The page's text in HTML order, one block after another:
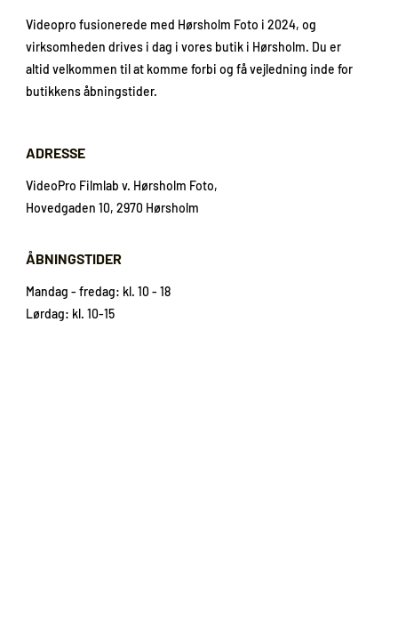
Videopro fusionerede med Hørsholm Foto i 2024, og
virksomheden drives i dag i vores butik i Hørsholm. Du er
altid velkommen til at komme forbi og få vejledning inde for
butikkens åbningstider.
ADRESSE
VideoPro Filmlab v. Hørsholm Foto,
Hovedgaden 10, 2970 Hørsholm
ÅBNINGSTIDER
Mandag - fredag: kl. 10 - 18
Lørdag: kl. 10-15